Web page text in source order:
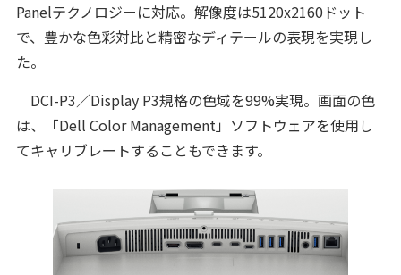
Panelテクノロジーに対応。解像度は5120x2160ドット
で、豊かな色彩対比と精密なディテールの表現を実現し
た。
DCI-P3／Display P3規格の色域を99%実現。画面の色
は、「Dell Color Management」ソフトウェアを使用し
てキャリブレートすることもできます。